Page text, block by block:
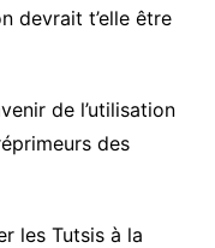
devrait t’elle être
de l’utilisation
des
les Tutsis à la